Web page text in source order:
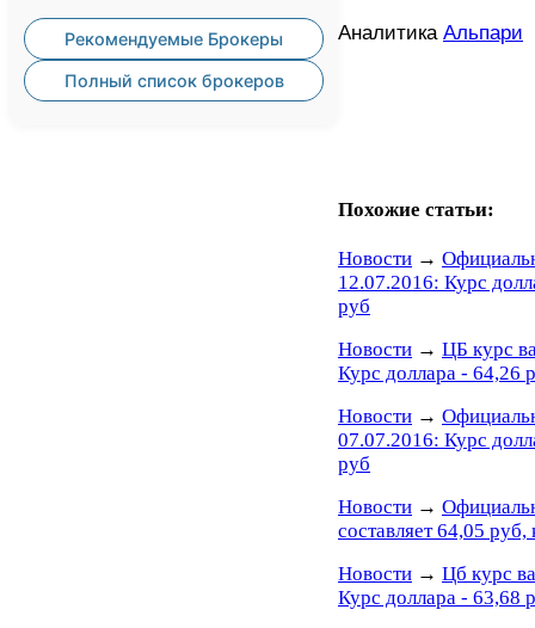
Рекомендуемые Брокеры
Полный список брокеров
Аналитика Альпари
Похожие статьи:
Новости →
12.07.2016: Курс
руб
Новости → ЦБ курс
Курс доллара - 64,26
Новости →
07.07.2016: Курс
руб
Новости →
составляет 64,05
Новости → Цб курс
Курс доллара - 63,68